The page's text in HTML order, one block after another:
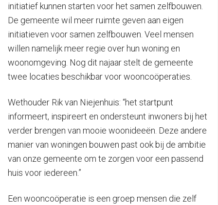
initiatief kunnen starten voor het samen zelfbouwen.
De gemeente wil meer ruimte geven aan eigen
initiatieven voor samen zelfbouwen. Veel mensen
willen namelijk meer regie over hun woning en
woonomgeving. Nog dit najaar stelt de gemeente
twee locaties beschikbar voor wooncoöperaties.
Wethouder Rik van Niejenhuis: “het startpunt
informeert, inspireert en ondersteunt inwoners bij het
verder brengen van mooie woonideeën. Deze andere
manier van woningen bouwen past ook bij de ambitie
van onze gemeente om te zorgen voor een passend
huis voor iedereen.”
Een wooncoöperatie is een groep mensen die zelf